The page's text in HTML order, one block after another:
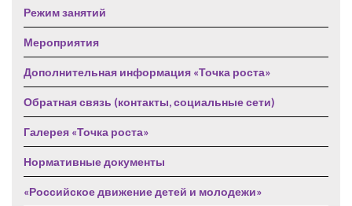
Режим занятий
Мероприятия
Дополнительная информация «Точка роста»
Обратная связь (контакты, социальные сети)
Галерея «Точка роста»
Нормативные документы
«Российское движение детей и молодежи»